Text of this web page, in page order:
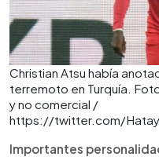
Christian Atsu había
terremoto en Turquía.
y no comercial /
https://twitter.com/
Importantes